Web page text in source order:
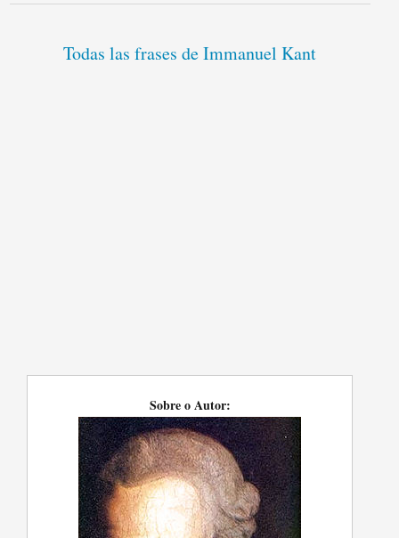
Todas las frases de Immanuel Kant
Sobre o Autor: